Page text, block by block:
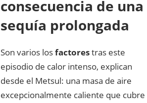
consecuencia de una
sequía prolongada
Son varios losfactorestras este
episodio de calor intenso, explican
desde el Metsul: una masa de aire
excepcionalmente caliente que cubre